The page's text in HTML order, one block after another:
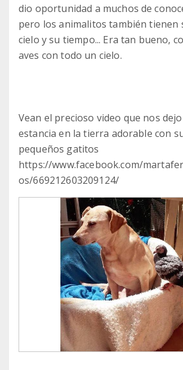
dio oportunidad a muchos de
pero los animalitos también tienen
cielo y su tiempo... Era tan bueno,
aves con todo un cielo.
Vean el precioso video que nos
estancia en la tierra adorable con
pequeños gatitos
https://www.facebook.com/
os/669212603209124/